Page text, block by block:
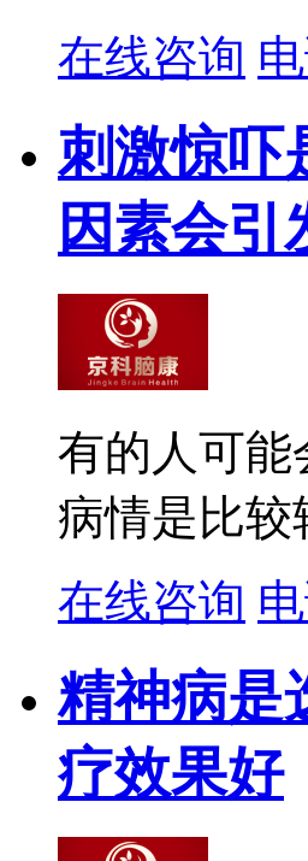
在线咨询
刺激惊吓
因素会引
有的人可能
病情是比较
在线咨询
精神病是
疗效果好